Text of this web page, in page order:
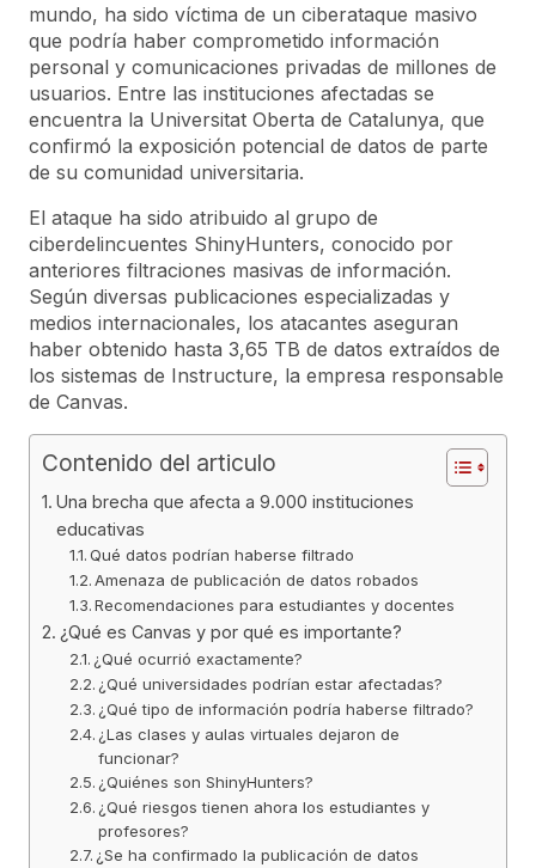
mundo, ha sido víctima de un ciberataque masivo
que podría haber comprometido información
personal y comunicaciones privadas de millones de
usuarios. Entre las instituciones afectadas se
encuentra la Universitat Oberta de Catalunya, que
confirmó la exposición potencial de datos de parte
de su comunidad universitaria.
El ataque ha sido atribuido al grupo de
ciberdelincuentes ShinyHunters, conocido por
anteriores filtraciones masivas de información.
Según diversas publicaciones especializadas y
medios internacionales, los atacantes aseguran
haber obtenido hasta 3,65 TB de datos extraídos de
los sistemas de Instructure, la empresa responsable
de Canvas.
Contenido del articulo
Una brecha que afecta a 9.000 instituciones
educativas
Qué datos podrían haberse filtrado
Amenaza de publicación de datos robados
Recomendaciones para estudiantes y docentes
¿Qué es Canvas y por qué es importante?
¿Qué ocurrió exactamente?
¿Qué universidades podrían estar afectadas?
¿Qué tipo de información podría haberse filtrado?
¿Las clases y aulas virtuales dejaron de
funcionar?
¿Quiénes son ShinyHunters?
¿Qué riesgos tienen ahora los estudiantes y
profesores?
¿Se ha confirmado la publicación de datos